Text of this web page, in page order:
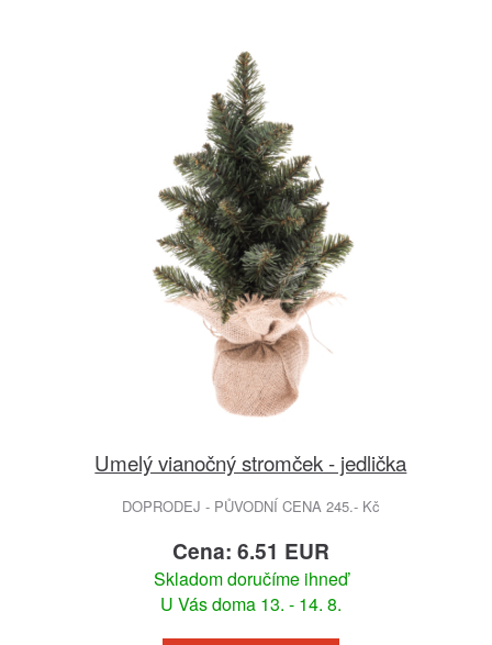
Umelý vianočný stromček - jedlička
DOPRODEJ - PŮVODNÍ CENA 245.- Kč
Cena: 6.51 EUR
Skladom doručíme ihneď
U Vás doma 13. - 14. 8.